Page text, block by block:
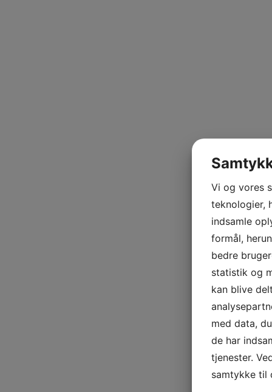
Vi og vores
teknologier,
indsamle
formål,
bedre
statistik og
kan blive
med data,
de har
tjenester.
samtykke til